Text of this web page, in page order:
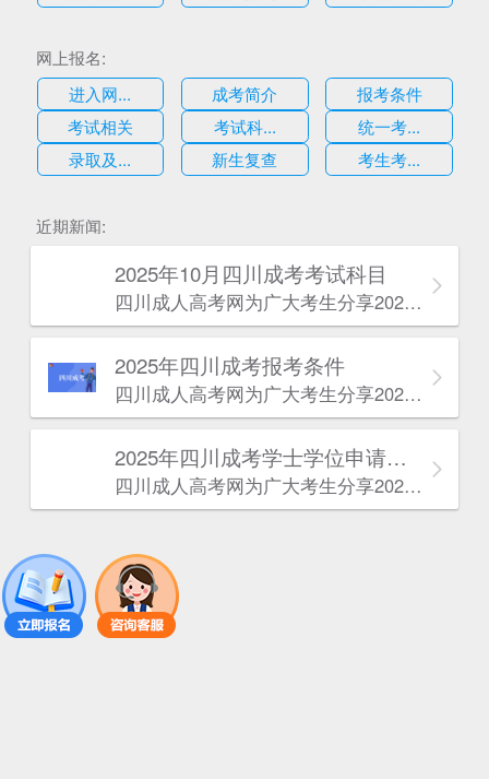
网上报名:
进入网...
成考简介
报考条件
考试相关
考试科...
统一考...
录取及...
新生复查 考生考...
近期新闻:
2025年10月四川成考考试科目
四川成人高考网​为广大考生分享2025年10月四川成考考试科目。为广大在职人员和社会人士提供学历提升的机会。更多四川成考考试信息，欢迎在线访问四川成人高考网。
2025年‌‌‌‌四川成考报考条件
四川成人高考网​为广大考生分享2025年‌‌‌‌四川成考报考条件。为广大在职人员和社会人士提供学历提升的机会。更多四川成考考试信息，欢迎在线访问四川成人高考网。
2025年‌‌‌‌四川成考学士学位申请条件
四川成人高考网​为广大考生分享2025年‌‌‌‌四川成考学士学位申请条件。为广大在职人员和社会人士提供学历提升的机会。更多四川成考考试信息，欢迎在线访问四川成人高考网。